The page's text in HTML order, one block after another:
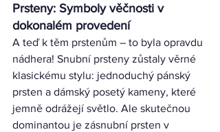
Prsteny: Symboly věčnosti v
dokonalém provedení
A teď k těm prstenům – to byla opravdu
nádhera! Snubní prsteny zůstaly věrné
klasickému stylu: jednoduchý pánský
prsten a dámský posetý kameny, které
jemně odrážejí světlo. Ale skutečnou
dominantou je zásnubní prsten v